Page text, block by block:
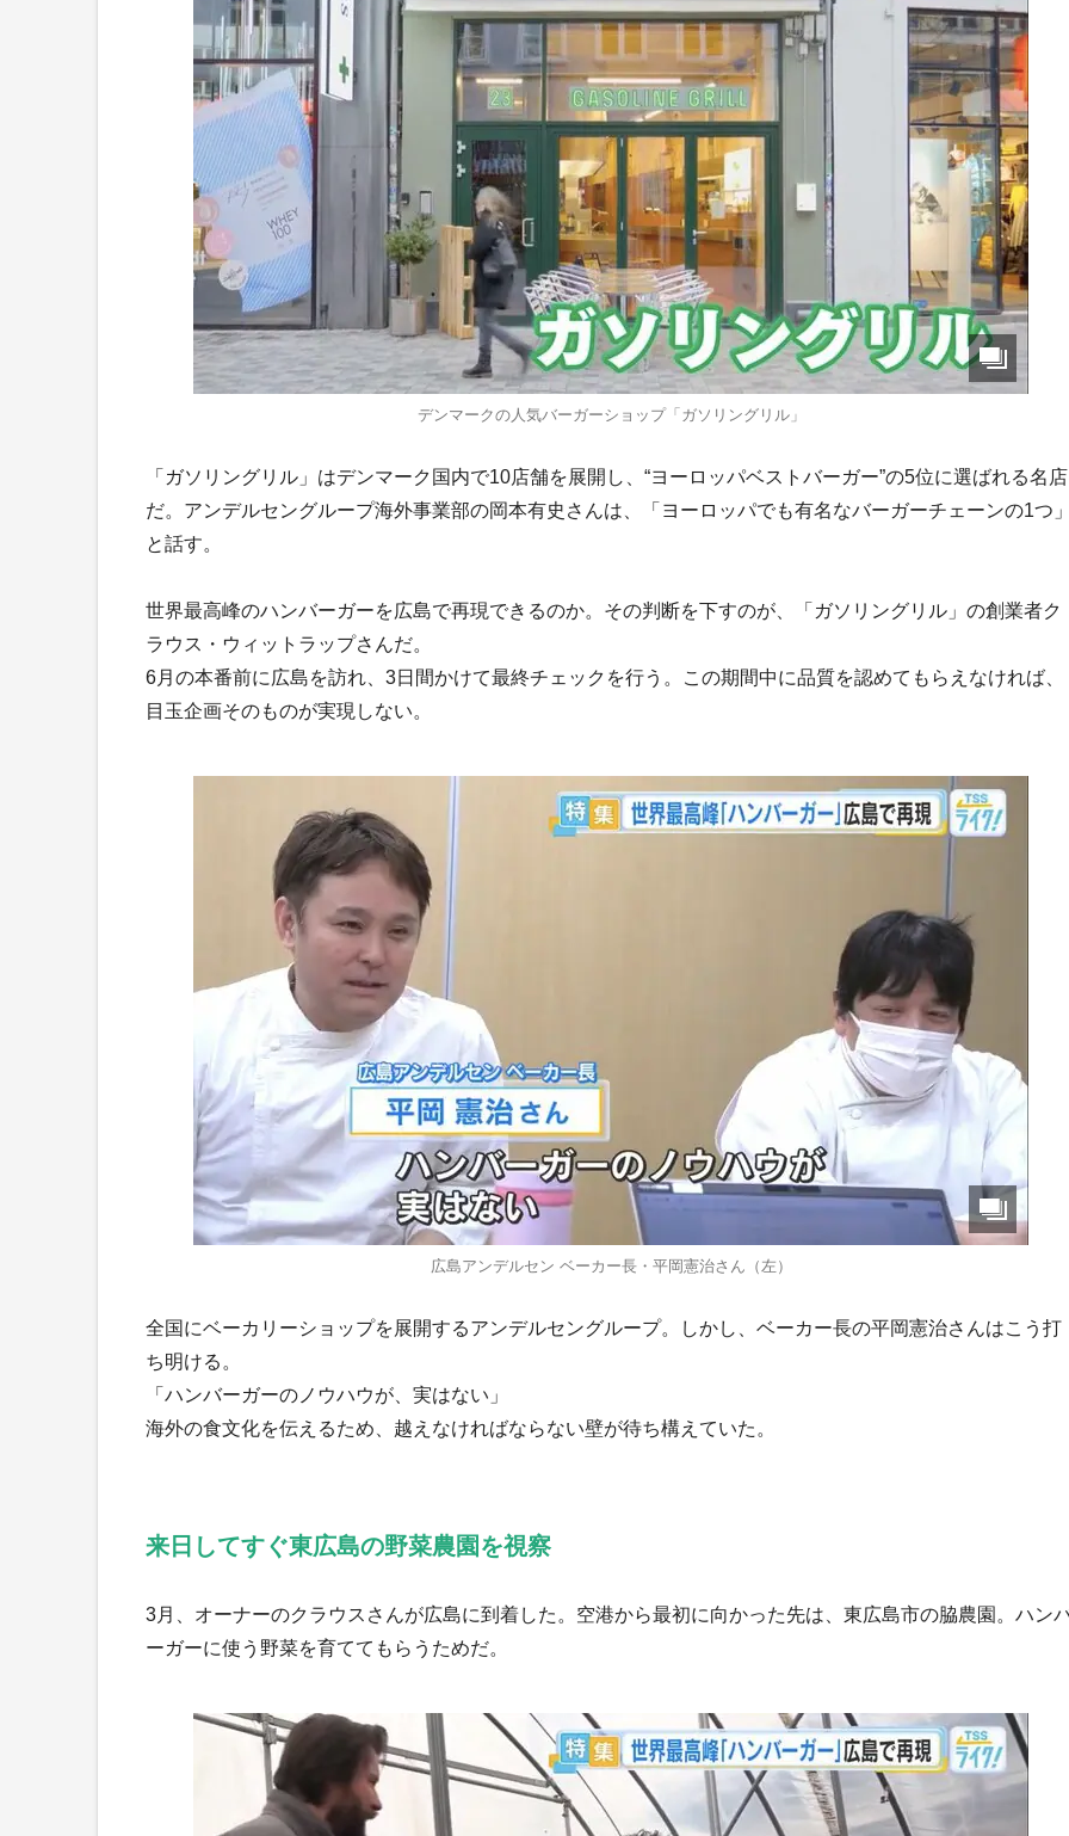
デンマークの人気バーガーショップ「ガソリングリル」
「ガソリングリル」はデンマーク国内で10店舗を展開し、“ヨーロッパベストバーガー”の5位に選ばれる名店
だ。アンデルセングループ海外事業部の岡本有史さんは、「ヨーロッパでも有名なバーガーチェーンの1つ
と話す。
世界最高峰のハンバーガーを広島で再現できるのか。その判断を下すのが、「ガソリングリル」の創業者ク
ラウス・ウィットラップさんだ。
6月の本番前に広島を訪れ、3日間かけて最終チェックを行う。この期間中に品質を認めてもらえなければ、
目玉企画そのものが実現しない。
広島アンデルセン ベーカー長・平岡憲治さん（左）
全国にベーカリーショップを展開するアンデルセングループ。しかし、ベーカー長の平岡憲治さんはこう打
ち明ける。
「ハンバーガーのノウハウが、実はない」
海外の食文化を伝えるため、越えなければならない壁が待ち構えていた。
来日してすぐ東広島の野菜農園を視察
3月、オーナーのクラウスさんが広島に到着した。空港から最初に向かった先は、東広島市の脇農園。ハン
ーガーに使う野菜を育ててもらうためだ。